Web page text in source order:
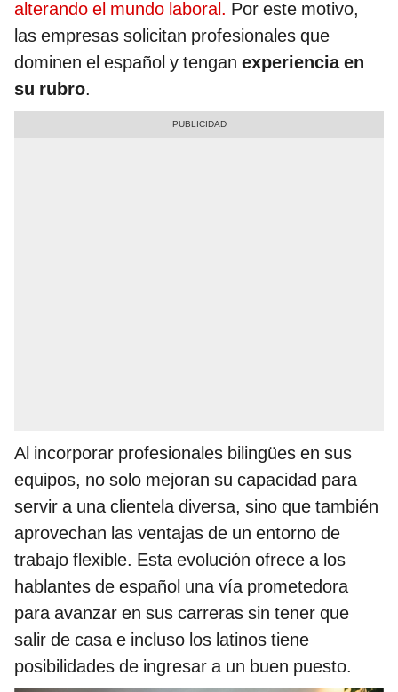
alterando el mundo laboral. Por este motivo,
las empresas solicitan profesionales que
dominen el español y tengan experiencia en
su rubro.
Al incorporar profesionales bilingües en sus
equipos, no solo mejoran su capacidad para
servir a una clientela diversa, sino que también
aprovechan las ventajas de un entorno de
trabajo flexible. Esta evolución ofrece a los
hablantes de español una vía prometedora
para avanzar en sus carreras sin tener que
salir de casa e incluso los latinos tiene
posibilidades de ingresar a un buen puesto.